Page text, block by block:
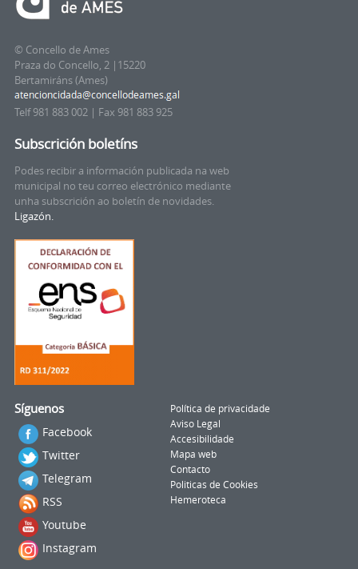
© Concello de Ames
Praza do Concello, 2 |15220
Bertamiráns (Ames)
Telf 981 883 002 | Fax 981 883 925
Subscrición boletíns
Podes recibir a información publicada na web
municipal no teu correo electrónico mediante
unha subscrición ao boletín de novidades.
Ligazón.
Síguenos
Facebook
Twitter
Telegram
RSS
Youtube
Instagram
Política de privacidade
Aviso Legal
Accesibilidade
Mapa web
Contacto
Politicas de Cookies
Hemeroteca